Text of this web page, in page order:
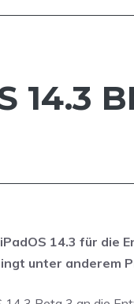
14.3
14.3 für die
unter anderem